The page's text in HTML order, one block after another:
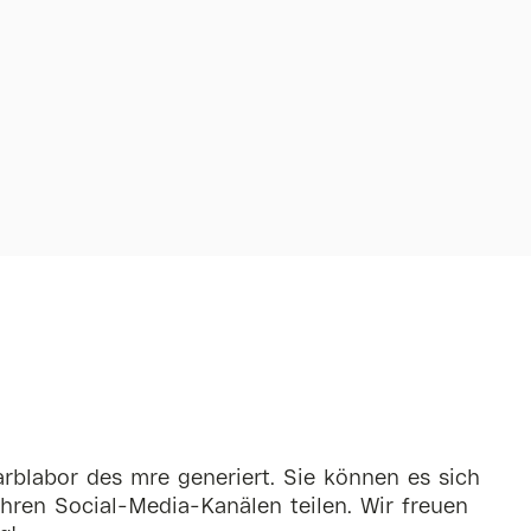
des mre generiert. Sie können es sich
Social-Media-Kanälen teilen. Wir freuen